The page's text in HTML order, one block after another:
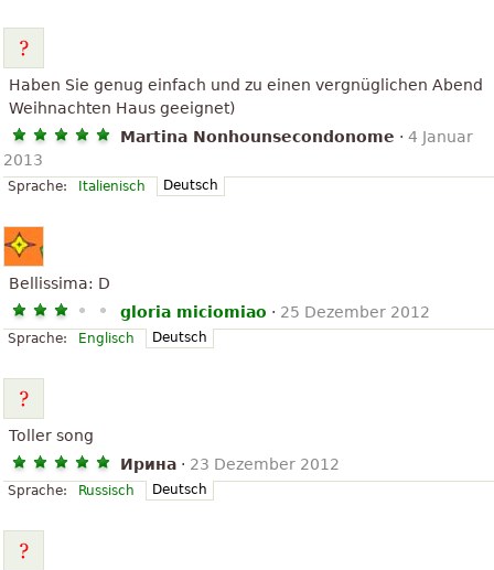
Haben Sie genug einfach und zu einen vergnüglichen Abend
Weihnachten Haus geeignet)
Martina Nonhounsecondonome · 4 Januar
2013
Sprache: Italienisch Deutsch
Bellissima: D
gloria miciomiao · 25 Dezember 2012
Sprache: Englisch Deutsch
Toller song
Ирина · 23 Dezember 2012
Sprache: Russisch Deutsch